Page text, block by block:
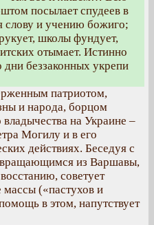
посылает спудеев в
слову и учению божиго;
школы фундует,
отымает. Истинно
дни беззаконных укрепи
патриотом,
и народа, борцом
на Украине –
Могилу и в его
действиях. Беседуя с
из Варшавы,
советует
(«пастухов и
в этом, напутствует